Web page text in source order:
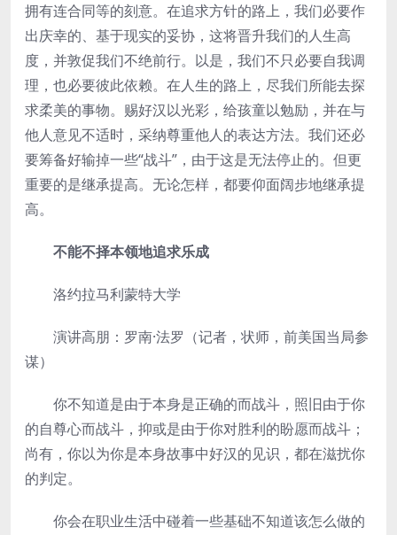
拥有连合同等的刻意。在追求方针的路上，我们必要作
出庆幸的、基于现实的妥协，这将晋升我们的人生高
度，并敦促我们不绝前行。以是，我们不只必要自我调
理，也必要彼此依赖。在人生的路上，尽我们所能去探
求柔美的事物。赐好汉以光彩，给孩童以勉励，并在与
他人意见不适时，采纳尊重他人的表达方法。我们还必
要筹备好输掉一些“战斗”，由于这是无法停止的。但更
重要的是继承提高。无论怎样，都要仰面阔步地继承提
高。
不能不择本领地追求乐成
­洛约拉马利蒙特大学
­演讲高朋：罗南·法罗（记者，状师，前美国当局参
谋）
­你不知道是由于本身是正确的而战斗，照旧由于你
的自尊心而战斗，抑或是由于你对胜利的盼愿而战斗；
尚有，你以为你是本身故事中好汉的见识，都在滋扰你
的判定。
­你会在职业生活中碰着一些基础不知道该怎么做的